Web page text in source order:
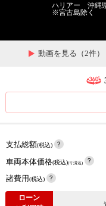
ハリアー 沖縄
※宮古島除く
動画を見る（2件）
支払総額(税込)
車両本体価格(税込)(リ済込)
諸費用(税込)
ローン